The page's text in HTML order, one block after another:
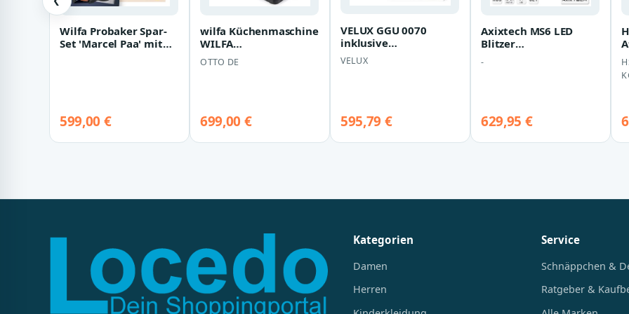
Wilfa Probaker Spar-
Set 'Marcel Paa' mit
599,00 €
wilfa Küchenmaschine
WILFA
Küchenmaschine
PROBAKER KM1B-70
OTTO DE
699,00 €
VELUX GGU 0070
inklusive
Sonnenschutz-Rollo
Sparpaket inkl.
VELUX
595,79 €
Axixtech MS6 LED
Blitzer
-
629,95 €
Kategorien
Damen
Herren
Service
Schnäppchen &
Ratgeber &